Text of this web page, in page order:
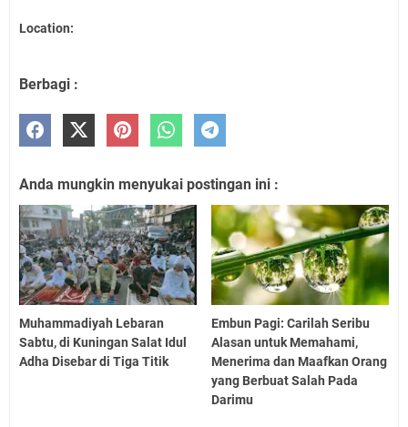
Location:
Berbagi :
Anda mungkin menyukai postingan ini :
Muhammadiyah Lebaran
Sabtu, di Kuningan Salat Idul
Adha Disebar di Tiga Titik
Embun Pagi: Carilah Seribu
Alasan untuk Memahami,
Menerima dan Maafkan Orang
yang Berbuat Salah Pada
Darimu